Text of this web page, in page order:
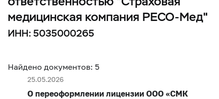
медицинская компания РЕСО-Мед"
ИНН: 5035000265
Найдено документов: 5
25.05.2026
О переоформлении лицензии ООО «СМК